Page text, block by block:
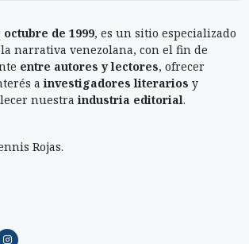
de 1999, es un sitio especializado
narrativa venezolana, con el fin de
entre autores y lectores, ofrecer
ainvestigadores literarios y
nuestraindustria editorial.
Rojas.